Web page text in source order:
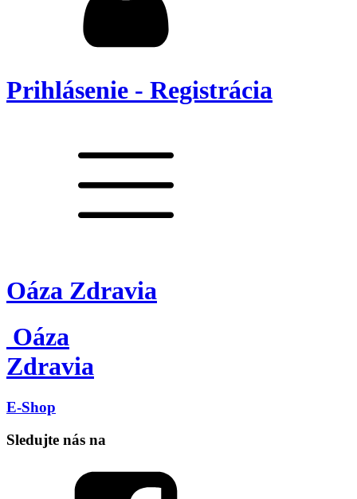
Prihlásenie - Registrácia
Oáza Zdravia
Oáza
Zdravia
E-Shop
Sledujte nás na